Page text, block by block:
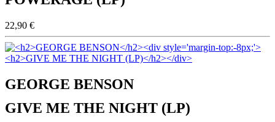
22,90 €
GEORGE BENSON
GIVE ME THE NIGHT (LP)